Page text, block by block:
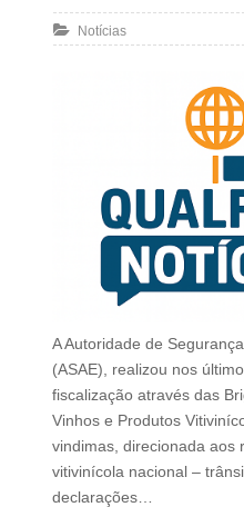
Notícias
A Autoridade de
(ASAE), realizou nos
fiscalização através das
Vinhos e Produtos
vindimas, direcionada aos
vitivinícola nacional –
declarações…